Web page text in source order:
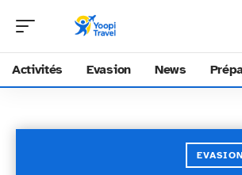
Activités Evasion News
EVASION